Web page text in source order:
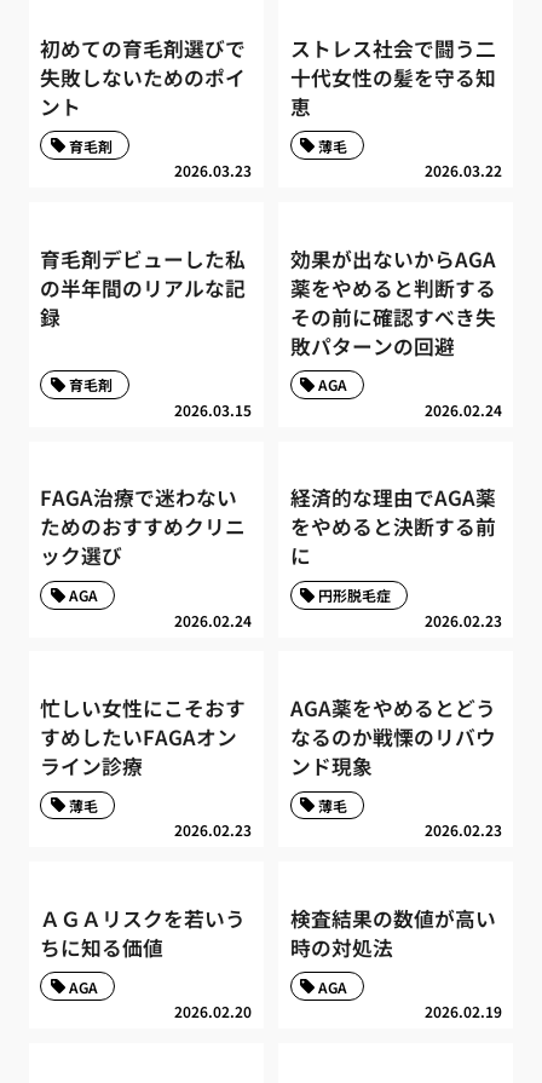
初めての育毛剤選びで
失敗しないためのポイ
ント
2026.03.23
育毛剤
ストレス社会で闘う二
十代女性の髪を守る知
恵
2026.03.22
薄毛
育毛剤デビューした私
の半年間のリアルな記
録
2026.03.15
育毛剤
効果が出ないからAGA
薬をやめると判断する
その前に確認すべき失
敗パターンの回避
2026.02.24
AGA
FAGA治療で迷わない
ためのおすすめクリニ
ック選び
2026.02.24
AGA
経済的な理由でAGA薬
をやめると決断する前
に
2026.02.23
円形脱毛症
忙しい女性にこそおす
すめしたいFAGAオン
ライン診療
2026.02.23
薄毛
AGA薬をやめるとどう
なるのか戦慄のリバウ
ンド現象
2026.02.23
薄毛
ＡＧＡリスクを若いう
ちに知る価値
2026.02.20
AGA
検査結果の数値が高い
時の対処法
2026.02.19
AGA